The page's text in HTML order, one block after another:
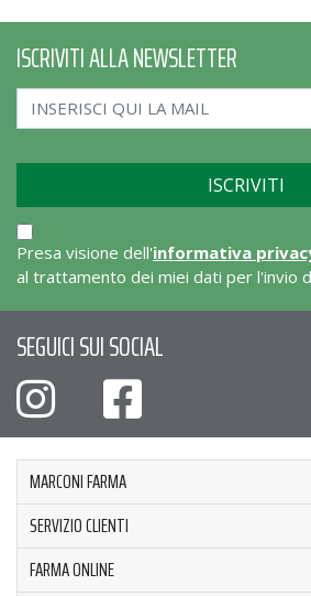
ISCRIVITI ALLA NEWSLETTER
Presa visione dell'informativa
al trattamento dei miei dati per l'invio
SEGUICI SUI SOCIAL
MARCONI FARMA
SERVIZIO CLIENTI
FARMA ONLINE